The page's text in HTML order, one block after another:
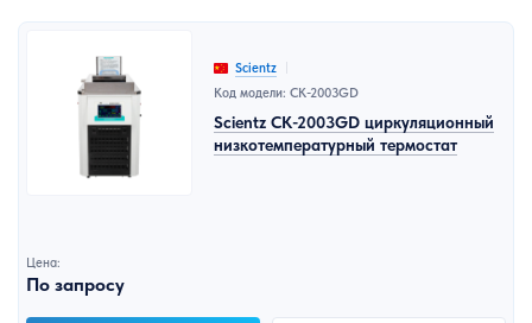
Scientz
Код модели: CK-2003GD
Scientz CK-2003GD циркуляционный
низкотемпературный термостат
Цена:
По запросу